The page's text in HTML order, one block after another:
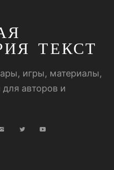
ТЕКСТ
игры, материалы,
авторов и